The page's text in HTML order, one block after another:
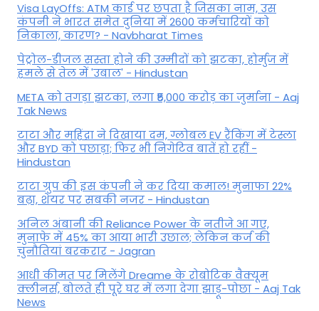
Visa LayOffs: ATM कार्ड पर छपता है जिसका नाम, उस
कंपनी ने भारत समेत दुनिया में 2600 कर्मचारियों को
निकाला, कारण? - Navbharat Times
पेट्रोल-डीजल सस्ता होने की उम्मीदों को झटका, होर्मुज में
हमले से तेल में 'उबाल' - Hindustan
META को तगड़ा झटका, लगा ₹5,000 करोड़ का जुर्माना - Aaj
Tak News
टाटा और महिंद्रा ने दिखाया दम, ग्लोबल EV रैंकिंग में टेस्ला
और BYD को पछाड़ा; फिर भी निगेटिव बातें हो रहीं -
Hindustan
टाटा ग्रुप की इस कंपनी ने कर दिया कमाल! मुनाफा 22%
बढ़ा, शेयर पर सबकी नजर - Hindustan
अनिल अंबानी की Reliance Power के नतीजे आ गए,
मुनाफे में 45% का आया भारी उछाल; लेकिन कर्ज की
चुनौतियां बरकरार - Jagran
आधी कीमत पर मिलेंगे Dreame के रोबोटिक वैक्यूम
क्लीनर्स, बोलते ही पूरे घर में लगा देगा झाड़ू-पोछा - Aaj Tak
News